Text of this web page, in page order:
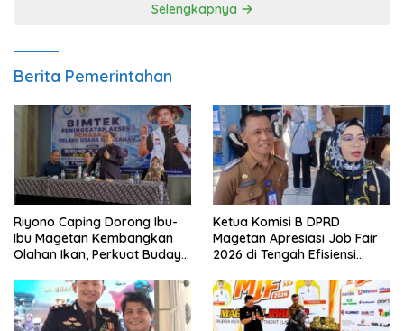
Selengkapnya
Berita Pemerintahan
Riyono Caping Dorong Ibu-
Ibu Magetan Kembangkan
Olahan Ikan, Perkuat Budaya
Ketua Komisi B DPRD
Magetan Apresiasi Job Fair
2026 di Tengah Efisiensi